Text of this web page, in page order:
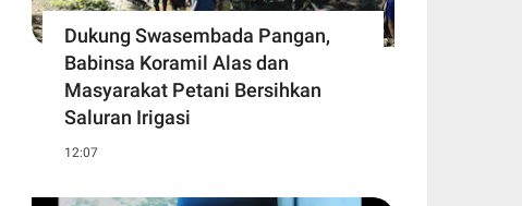
Dukung Swasembada Pangan,
Babinsa Koramil Alas dan
Masyarakat Petani Bersihkan
Saluran Irigasi
12:07